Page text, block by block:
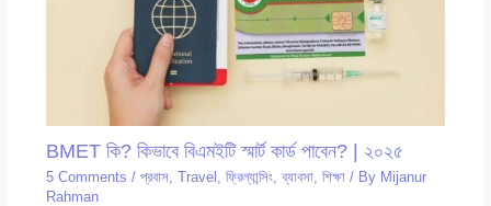
BMET কি? কিভাবে বিএমইটি স্মার্ট কার্ড পাবেন? | ২০২৫
5 Comments / প্রবাস, Travel ফ্রিল্যান্সিং, ব্যাবসা, শিক্ষা/ By Mijanur
Rahman